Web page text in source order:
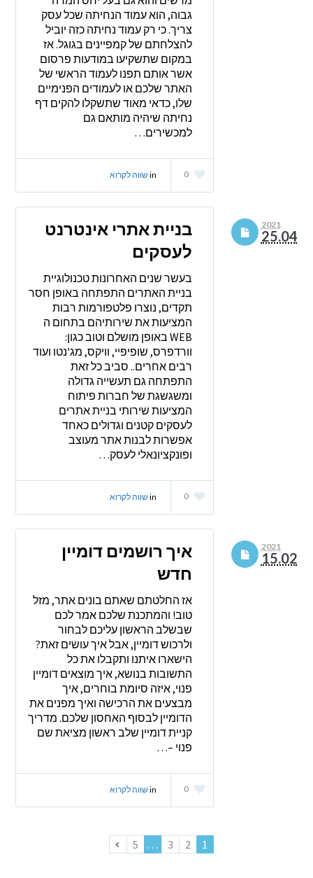
גבוה, הוא עמוד הנחיתה שכל עסק
צריך. כי רק עמוד נחיתה כזה יוביל
להצלחתם של קמפיינים בגוגל. אז
במקום שתשקיעו במודעות פרסום
אשר אותם תפנו לעמוד הראשי של
האתר שלכם או לעמודים הפנימיים
שלו, כדאי מאוד שתשקלו להקים דף
נחיתה שיהיה מותאם גם
למכשירים…
0
inשווה לקרוא
2021
25.04
בניית אתרי אינטרנט
לעסקים
בעשר שנים האחרונות טכנולוגיית
בניית האתרים התפתחה באופן חסר
תקדים, נוצרו פלטפורמות רבות
המציעות את שירותיהם בתחום ה
WEB באופן מושלם וטוב כגון:
וורדפרס, שופיפיי, וויקס, מג'נטו ועוד
רבים אחרים.. סביב כל זאת
התפתחה גם תעשייה גדולה
ומשגשגת של חברות פיתוח
המציעות שירותי בניית אתרים
לעסקים קטנים וגדולים כאחד
אפשרות לבנות אתר מעוצב
ופונקציונאלי לעסק…
0
inשווה לקרוא
2021
15.02
איך רושמים דומיין
חדש
אז החלטתם שאתם בונים אתר, מזל
טוב! והמתכנת שלכם אמר לכם
שבשלב הראשון עליכם לבחור
ולרכוש דומיין, אבל איך עושים זאת?
הישארו איתנו ותקבלו את כל
התשובות בנושא, איך מוצאים דומיין
פנוי, איזה סיומת בוחרים, איך
מבצעים את הרכישה ואיך מפנים את
הדומיין לבסוף האחסון שלכם. מדריך
קניית דומיין שלב ראשון מציאת שם
פנוי –…
0
inשווה לקרוא
1
2
3
…
5